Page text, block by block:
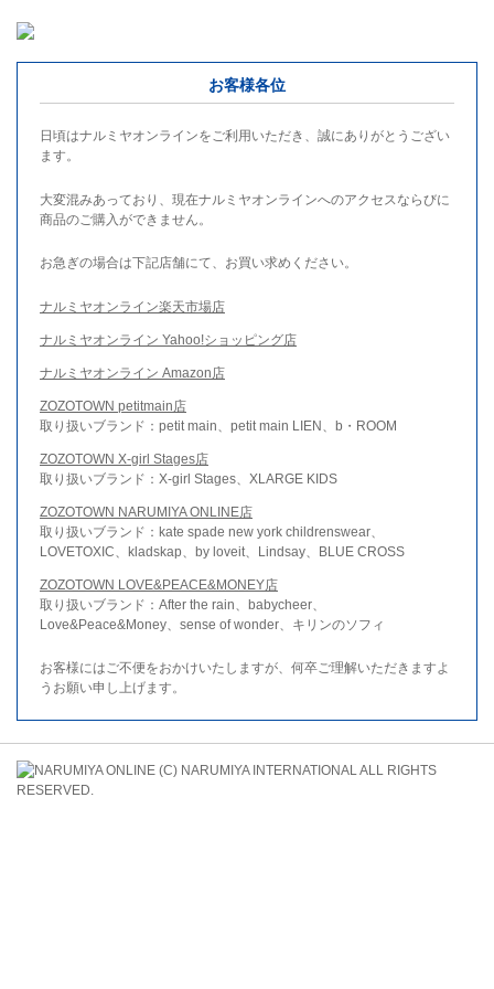
お客様各位
日頃はナルミヤオンラインをご利用いただき、誠にありがとうござい
ます。
大変混みあっており、現在ナルミヤオンラインへのアクセスならびに
商品のご購入ができません。
お急ぎの場合は下記店舗にて、お買い求めください。
ナルミヤオンライン楽天市場店
ナルミヤオンライン Yahoo!ショッピング店
ナルミヤオンライン Amazon店
ZOZOTOWN petitmain店
取り扱いブランド：petit main、petit main LIEN、b・ROOM
ZOZOTOWN X-girl Stages店
取り扱いブランド：X-girl Stages、XLARGE KIDS
ZOZOTOWN NARUMIYA ONLINE店
取り扱いブランド：kate spade new york childrenswear、
LOVETOXIC、kladskap、by loveit、Lindsay、BLUE CROSS
ZOZOTOWN LOVE&PEACE&MONEY店
取り扱いブランド：After the rain、babycheer、
Love&Peace&Money、sense of wonder、キリンのソフィ
お客様にはご不便をおかけいたしますが、何卒ご理解いただきますよ
うお願い申し上げます。